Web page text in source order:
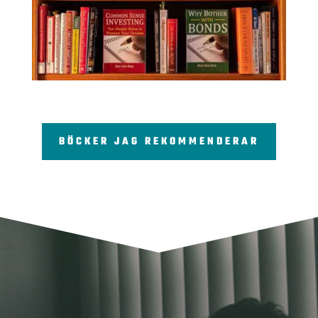
BÖCKER JAG REKOMMENDERAR